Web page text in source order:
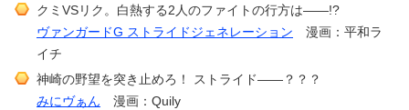
クミVSリク。白熱する2人のファイトの行方は――!?
ヴァンガードG ストライドジェネレーション 漫画：平和ラ
イチ
神崎の野望を突き止めろ！ ストライド――？？？
みにヴぁん 漫画：Quily